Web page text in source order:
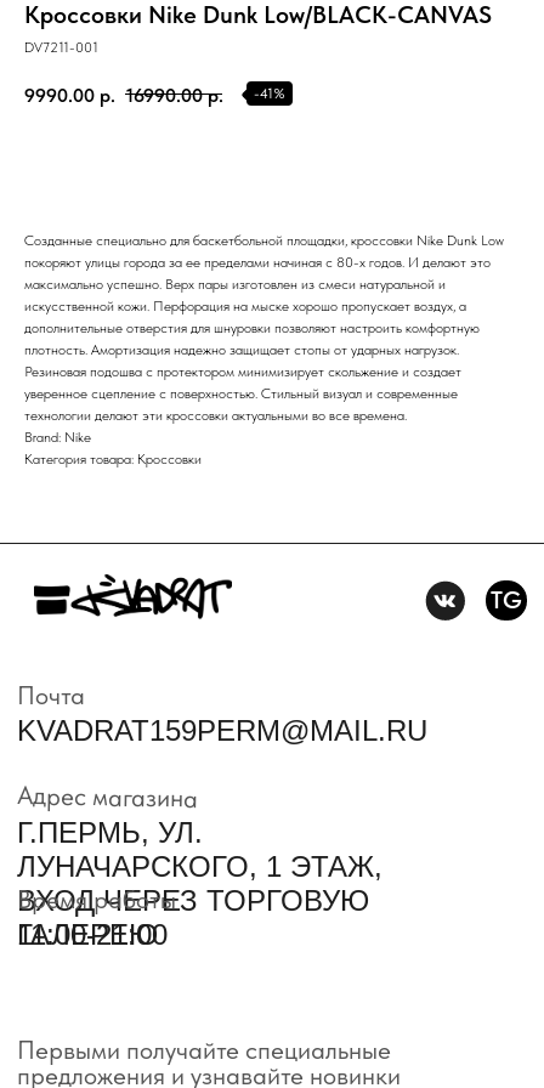
Кроссовки Nike Dunk Low/BLACK-CANVAS
DV7211-001
9990.00 р. 16990.00 р. -41%
Созданные специально для баскетбольной площадки, кроссовки Nike Dunk Low
покоряют улицы города за ее пределами начиная с 80-х годов. И делают это
максимально успешно. Верх пары изготовлен из смеси натуральной и
искусственной кожи. Перфорация на мыске хорошо пропускает воздух, а
дополнительные отверстия для шнуровки позволяют настроить комфортную
плотность. Амортизация надежно защищает стопы от ударных нагрузок.
Резиновая подошва с протектором минимизирует скольжение и создает
уверенное сцепление с поверхностью. Стильный визуал и современные
технологии делают эти кроссовки актуальными во все времена.
Brand: Nike
Категория товара: Кроссовки
Политика конфидениальности
Условия возврата и обмена
Почта
KVADRAT159PERM@MAIL.RU
Первыми получайте специальные
предложения и узнавайте новинки
Нажимая на кнопку вы соглашаетесь с политикой
Адрес магазина
SUBMIT